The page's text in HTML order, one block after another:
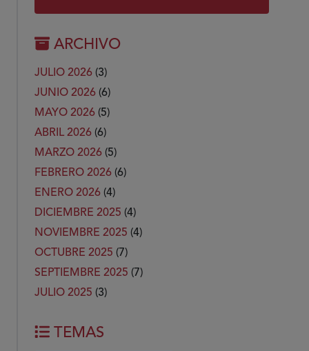
ARCHIVO
JULIO 2026 (3)
JUNIO 2026 (6)
MAYO 2026 (5)
ABRIL 2026 (6)
MARZO 2026 (5)
FEBRERO 2026 (6)
ENERO 2026 (4)
DICIEMBRE 2025 (4)
NOVIEMBRE 2025 (4)
OCTUBRE 2025 (7)
SEPTIEMBRE 2025 (7)
JULIO 2025 (3)
TEMAS